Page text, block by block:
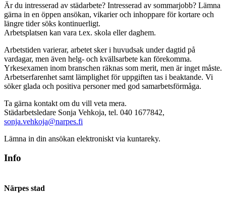
Är du intresserad av städarbete? Intresserad av sommarjobb? Lämna
gärna in en öppen ansökan, vikarier och inhoppare för kortare och
längre tider söks kontinuerligt.
Arbetsplatsen kan vara t.ex. skola eller daghem.
Arbetstiden varierar, arbetet sker i huvudsak under dagtid på
vardagar, men även helg- och kvällsarbete kan förekomma.
Yrkesexamen inom branschen räknas som merit, men är inget måste.
Arbetserfarenhet samt lämplighet för uppgiften tas i beaktande. Vi
söker glada och positiva personer med god samarbetsförmåga.
Ta gärna kontakt om du vill veta mera.
Städarbetsledare Sonja Vehkoja, tel. 040 1677842,
sonja.vehkoja@narpes.fi
Lämna in din ansökan elektroniskt via kuntareky.
Info
Närpes stad